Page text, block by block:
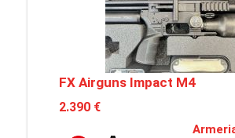
FX Airguns Impact M4
2.390 €